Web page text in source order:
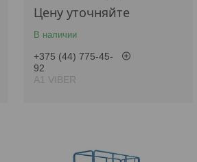
Цену уточняйте
В наличии
+375 (44) 775-45-
92
А1 VIBER